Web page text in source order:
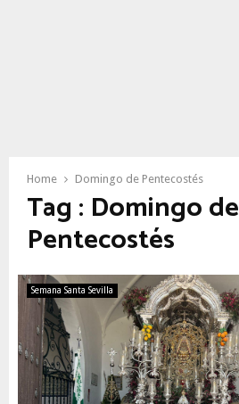
Home Domingo de Pentecostés
Tag : Domingo de
Pentecostés
Semana Santa Sevilla